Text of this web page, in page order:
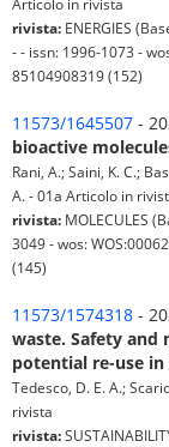
rivista: ENERGIES
- - issn: 1996-1073 -
85104908319 (152)
11573/1645507 -
bioactive
Rani, A.; Saini, K. C.;
A. - 01a Articolo in
rivista: MOLECULES
3049 - wos:
(145)
11573/1574318 -
waste. Safety
potential re-use
Tedesco, D. E. A.;
rivista
rivista: